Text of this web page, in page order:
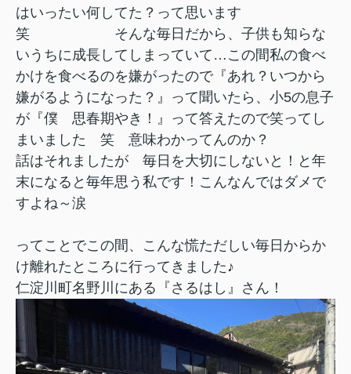
はいったい何してた？って思います
笑 そんな毎日だから、子供も知らな
いうちに成長してしまっていて…この間私の食べ
かけを食べるのを嫌がったので『あれ？いつから
嫌がるようになった？』って聞いたら、小5の息子
が『僕 思春期やき！』って答えたので笑ってし
まいました 笑 意味わかってんのか？
話はそれましたが 毎日を大切にしないと！と年
末になると毎年思う私です！こんなんではダメで
すよね～涙
ってことでこの間、こんな慌ただしい毎日からか
け離れたところに行ってきました♪
仁淀川町名野川にある『さるはし』さん！